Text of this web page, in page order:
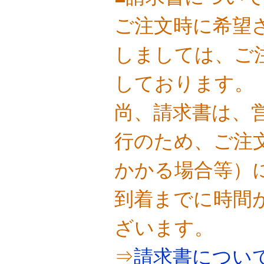
ご注文時に希望
しましては、ご
しております。
尚、請求書は、
行のため、ご注
かかる場合等）
到着までに時間
ざいます。
⇒請求書につい